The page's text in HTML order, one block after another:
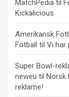
MatchPedia til
Kickalicious
Amerikansk
Fotball til Vi har
Super Bowl-
neweu til Norsk
reklame!